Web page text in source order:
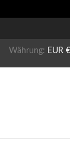
Währung: EUR €